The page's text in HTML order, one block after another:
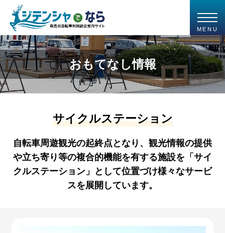
MENU
おもてなし情報
サイクルステーション
自転車周遊観光の起終点となり、観光情報の提供
や立ち寄り等の複合的機能を有する施設を「サイ
クルステーション」として位置づけ様々なサービ
スを展開しています。